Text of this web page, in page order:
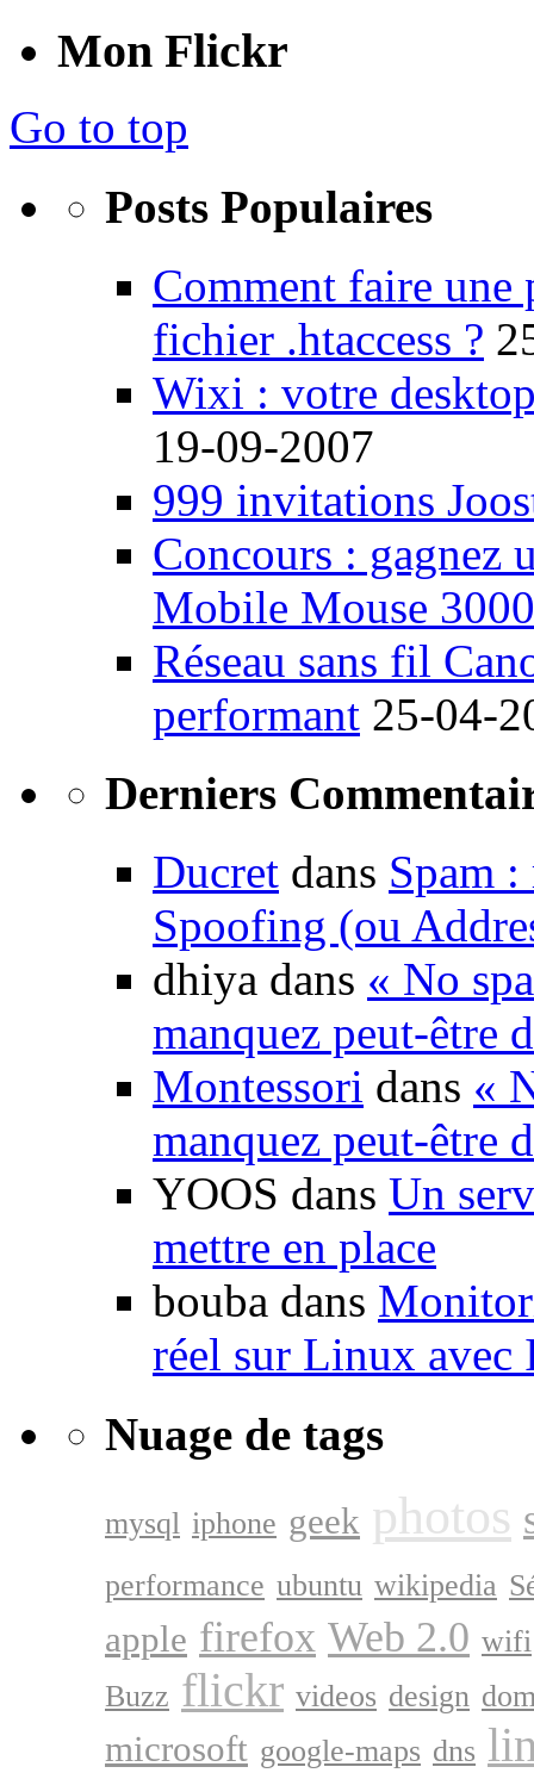
Mon Flickr
Go to top
Posts Populaires
Comment faire une
fichier .htaccess ?
Wixi : votre
19-09-2007
999 invitations
Concours : gagnez
Mobile Mouse 3000
Réseau sans fil
performant 25-04-
Derniers
Ducret dans Spam :
Spoofing (ou
dhiya dans « No
manquez peut-être
Montessori dans «
manquez peut-être
YOOS dans Un
mettre en place
bouba dans
réel sur Linux avec
Nuage de tags
mysql iphone geek photos
performance ubuntu wikipedia
apple firefox Web 2.0 wifi
Buzz flickr videos design
microsoft google-maps dns